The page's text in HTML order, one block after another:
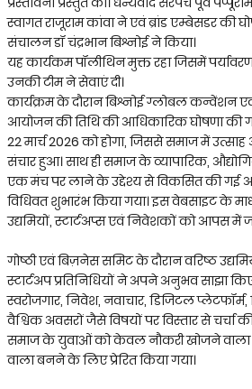
स्वागत राजूराम कांवा ने एवं ब्रांड एम्बेसडर की
संचालन डॉ चंद्रभान बिश्नोई ने किया।
यह कार्यकम पॉलीथिन मुक्त रहा जिसमें
उनकी टीम ने सेवाएं दी।
कार्यक्रम के दौरान बिश्नोई ग्लोबल कन्वेंशन
आयोजन की तिथि की आधिकारिक घोषणा की
22 मार्च 2026 को होगा, जिससे समाज में
संचार हुआ। साथ ही समाज के व्यापारिक,
एक मंच पर लाने के उद्देश्य से विकसित की गई
विधिवत शुभारंभ किया गया। इस वेबसाइट के
उद्यमियों, स्टार्टअप्स एवं निवेशकों को आपस में
गोष्ठी एवं बिज़नेस समिट के दौरान वरिष्ठ
स्टार्टअप प्रतिनिधियों ने अपने अनुभव साझा
स्वरोजगार, निवेश, नवाचार, डिजिटल
वैश्विक अवसरों जैसे विषयों पर विस्तार से चर्चा
समाज के युवाओं को केवल नौकरी खोजने वाला
वाला बनने के लिए प्रेरित किया गया।